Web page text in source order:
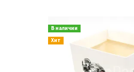
В наличии
Хит